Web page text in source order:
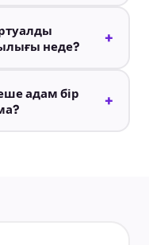
неде?
+
адам бір
+